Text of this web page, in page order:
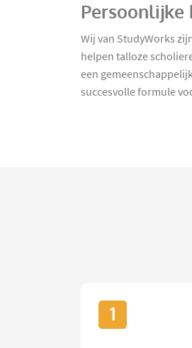
Persoonlijke
Wij van StudyWorks
helpen talloze
een
succesvolle formule
1